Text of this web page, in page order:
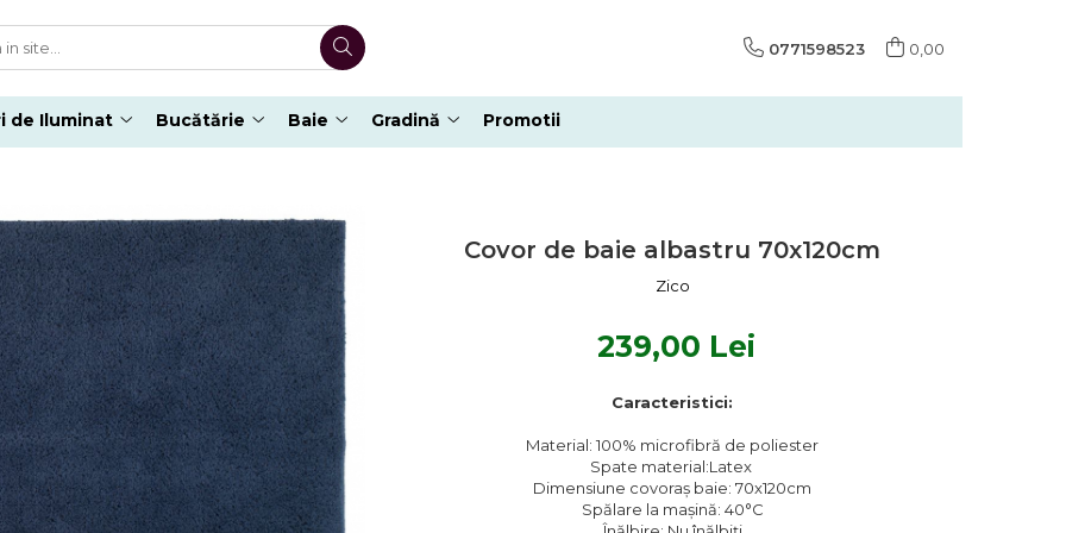
0771598523 0,00
de Iluminat Bucătărie Baie Gradină Promotii
Covor de baie albastru 70x120cm
Zico
239,00 Lei
Caracteristici:
Material: 100% microfibră de poliester
Spate material:Latex
Dimensiune covoraș baie: 70x120cm
Spălare la mașină: 40°C